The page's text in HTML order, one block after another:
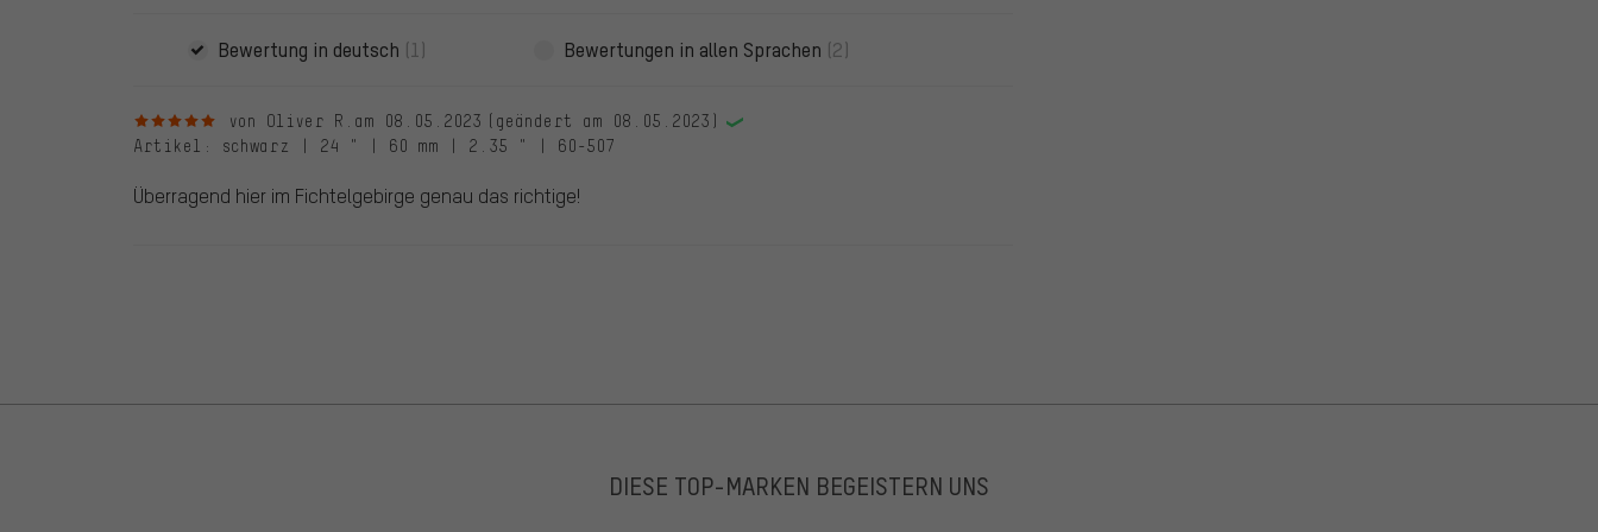
Bewertung in deutsch (1) Bewertungen in allen Sprachen (2)
5 von 5 Sternenvon Oliver R. am 08.05.2023
(geändert am 08.05.2023)
Artikel : schwarz | 24 " | 60 mm | 2.35 " | 60-507
Überragend hier im Fichtelgebirge genau das richtige!
DIESE TOP-MARKEN BEGEISTERN UNS